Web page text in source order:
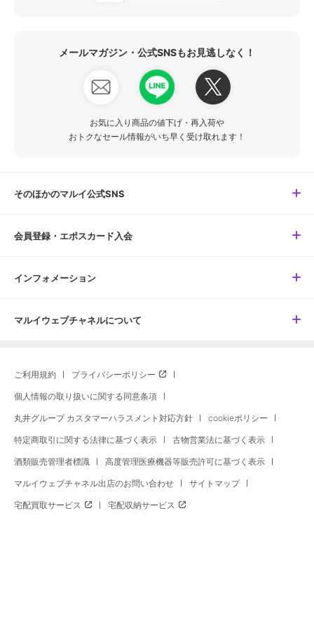
メールマガジン・公式SNSもお見逃しなく！
お気に入り商品の値下げ・再入荷や
おトクなセール情報がいち早く受け取れます！
そのほかのマルイ公式SNS
会員登録・エポスカード入会
インフォメーション
マルイウェブチャネルについて
ご利用規約 プライバシーポリシー
個人情報の取り扱いに関する同意条項
丸井グループ カスタマーハラスメント対応方針 cookieポリシー
特定商取引に関する法律に基づく表示 古物営業法に基づく表示
酒類販売管理者標識 高度管理医療機器等販売許可に基づく表示
マルイウェブチャネル出店のお問い合わせ サイトマップ
宅配買取サービス 宅配収納サービス